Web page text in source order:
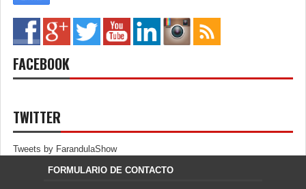
FACEBOOK
TWITTER
Tweets by FarandulaShow
FORMULARIO DE CONTACTO